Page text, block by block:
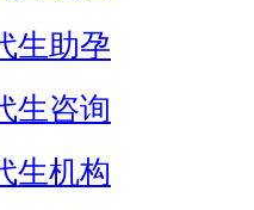
生助孕
生咨询
生机构